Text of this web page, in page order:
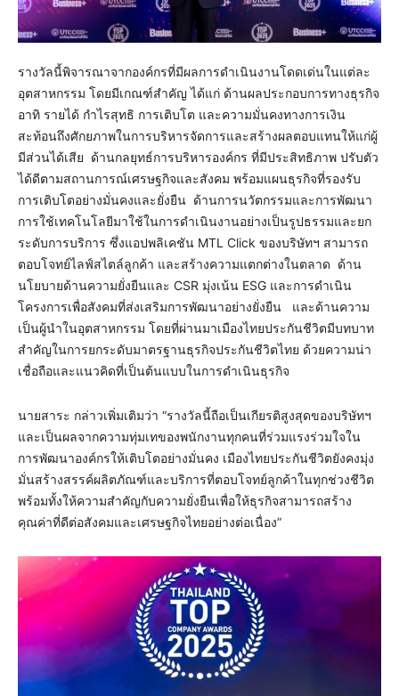
รางวัลนี้พิจารณาจากองค์กรที่มีผลการดำเนินงานโดดเด่นในแต่ละ
อุตสาหกรรม โดยมีเกณฑ์สำคัญ ได้แก่ ด้านผลประกอบการทางธุรกิจ
อาทิ รายได้ กำไรสุทธิ การเติบโต และความมั่นคงทางการเงิน
สะท้อนถึงศักยภาพในการบริหารจัดการและสร้างผลตอบแทนให้แก่ผู้
มีส่วนได้เสีย ด้านกลยุทธ์การบริหารองค์กร ที่มีประสิทธิภาพ ปรับตัว
ได้ดีตามสถานการณ์เศรษฐกิจและสังคม พร้อมแผนธุรกิจที่รองรับ
การเติบโตอย่างมั่นคงและยั่งยืน ด้านการนวัตกรรมและการพัฒนา
การใช้เทคโนโลยีมาใช้ในการดำเนินงานอย่างเป็นรูปธรรมและยก
ระดับการบริการ ซึ่งแอปพลิเคชัน MTL Click ของบริษัทฯ สามารถ
ตอบโจทย์ไลฟ์สไตล์ลูกค้า และสร้างความแตกต่างในตลาด ด้าน
นโยบายด้านความยั่งยืนและ CSR มุ่งเน้น ESG และการดำเนิน
โครงการเพื่อสังคมที่ส่งเสริมการพัฒนาอย่างยั่งยืน และด้านความ
เป็นผู้นำในอุตสาหกรรม โดยที่ผ่านมาเมืองไทยประกันชีวิตมีบทบาท
สำคัญในการยกระดับมาตรฐานธุรกิจประกันชีวิตไทย ด้วยความน่า
เชื่อถือและแนวคิดที่เป็นต้นแบบในการดำเนินธุรกิจ
นายสาระ กล่าวเพิ่มเติมว่า “รางวัลนี้ถือเป็นเกียรติสูงสุดของบริษัทฯ
และเป็นผลจากความทุ่มเทของพนักงานทุกคนที่ร่วมแรงร่วมใจใน
การพัฒนาองค์กรให้เติบโตอย่างมั่นคง เมืองไทยประกันชีวิตยังคงมุ่ง
มั่นสร้างสรรค์ผลิตภัณฑ์และบริการที่ตอบโจทย์ลูกค้าในทุกช่วงชีวิต
พร้อมทั้งให้ความสำคัญกับความยั่งยืนเพื่อให้ธุรกิจสามารถสร้าง
คุณค่าที่ดีต่อสังคมและเศรษฐกิจไทยอย่างต่อเนื่อง”